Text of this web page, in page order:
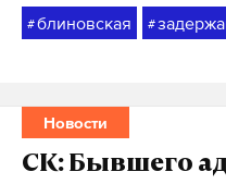
#блиновская #
Новости
СК: Бывшего